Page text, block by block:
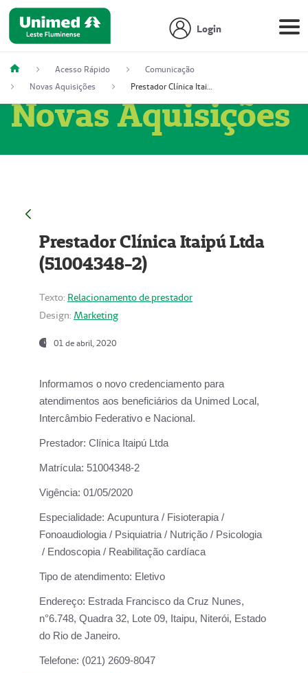
Login
Acesso Rápido
Comunicação
Novas Aquisições
Prestador Clínica Itaipú Ltda (51004348-2)
Novas Aquisições
Prestador Clínica Itaipú Ltda
(51004348-2)
Texto: Relacionamento de prestador
Design: Marketing
01 de abril, 2020
Informamos o novo credenciamento para
atendimentos aos beneficiários da Unimed Local,
Intercâmbio Federativo e Nacional.
Prestador: Clínica Itaipú Ltda
Matrícula: 51004348-2
Vigência: 01/05/2020
Especialidade: Acupuntura / Fisioterapia /
Fonoaudiologia / Psiquiatria / Nutrição / Psicologia
/ Endoscopia / Reabilitação cardíaca
Tipo de atendimento: Eletivo
Endereço: Estrada Francisco da Cruz Nunes,
n°6.748, Quadra 32, Lote 09, Itaipu, Niterói, Estado
do Rio de Janeiro.
Telefone: (021) 2609-8047